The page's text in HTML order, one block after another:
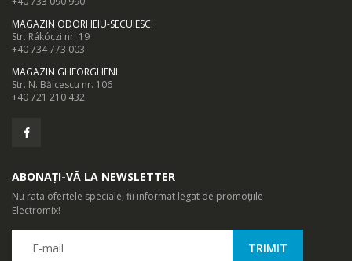
MAGAZIN ODORHEIU-SECUIESC:
Str. Rákóczi nr. 19
+40 734 773 003
MAGAZIN GHEORGHENI:
Str. N. Bălcescu nr. 106
+40 721 210 432
ABONAȚI-VĂ LA NEWSLETTER
Nu rata ofertele speciale, fii informat legat de promoțiile
Electromix!